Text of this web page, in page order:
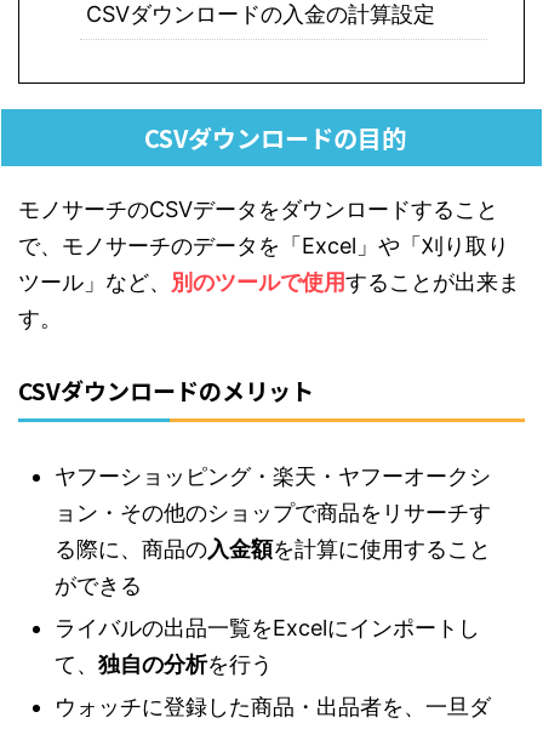
CSVダウンロードの入金の計算設定
CSVダウンロードの目的
モノサーチのCSVデータをダウンロードすること
で、モノサーチのデータを「Excel」や「刈り取り
ツール」など、 別のツールで使用することが出来ま
す。
CSVダウンロードのメリット
ヤフーショッピング・楽天・ヤフーオークシ
ョン・その他のショップで商品をリサーチす
る際に、商品の入金額を計算に使用すること
ができる
ライバルの出品一覧をExcelにインポートし
て、 独自の分析を行う
ウォッチに登録した商品・出品者を、一旦ダ